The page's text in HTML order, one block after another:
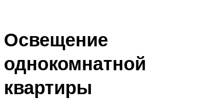
Освещение
однокомнатной
квартиры